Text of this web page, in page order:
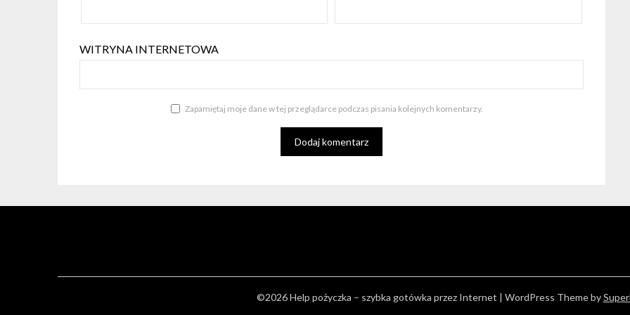
WITRYNA INTERNETOWA
Zapamiętaj moje dane w tej przeglądarce podczas pisania kolejnych komentarzy.
©2026 Help pożyczka – szybka gotówka przez Internet | WordPress Theme by